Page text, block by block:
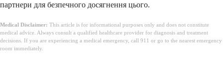
партнери для безпечного досягнення цього.
Medical Disclaimer: This article is for informational purposes only and does not constitute
medical advice. Always consult a qualified healthcare provider for diagnosis and treatment
decisions. If you are experiencing a medical emergency, call 911 or go to the nearest emergency
room immediately.